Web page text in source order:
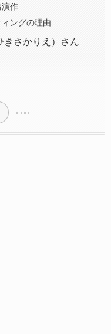
演作
ングの理由
きさかりえ）さん